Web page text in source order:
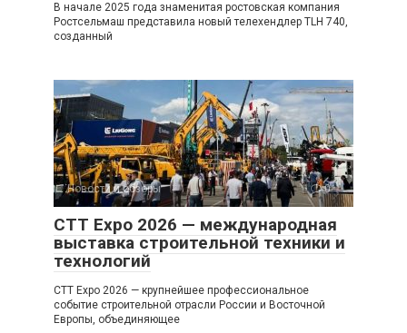
В начале 2025 года знаменитая ростовская компания
Ростсельмаш представила новый телехендлер TLH 740,
созданный
Новости и обзоры 0
CTT Expo 2026 — международная
выставка строительной техники и
технологий
CTT Expo 2026 — крупнейшее профессиональное
событие строительной отрасли России и Восточной
Европы, объединяющее